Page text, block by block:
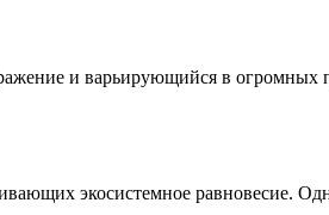
и варьирующийся в огромных
экосистемное равновесие.